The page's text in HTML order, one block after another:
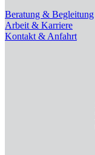
Beratung & Begleitung
Arbeit & Karriere
Kontakt & Anfahrt